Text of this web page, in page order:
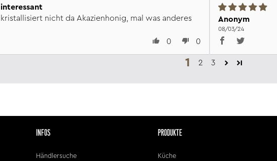
interessant
kristallisiert nicht da Akazienhonig, mal was anderes
0 0
Anonym
08/03/24
1 2 3
INFOS
Händlersuche
PRODUKTE
Küche